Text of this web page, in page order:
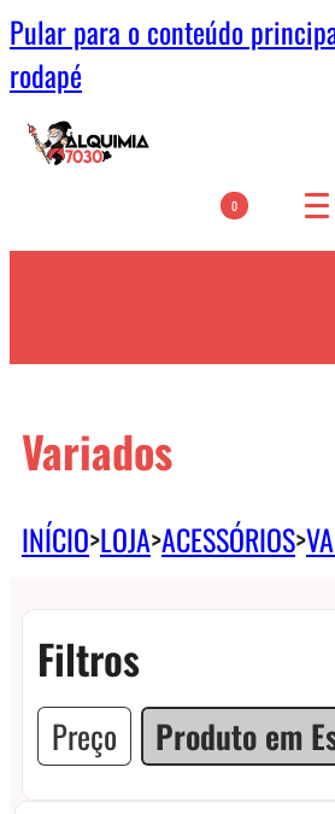
Pular para o conteúdo
rodapé
0
Variados
INÍCIO>LOJA>ACESSÓRIOS>
Filtros
Preço Produto em